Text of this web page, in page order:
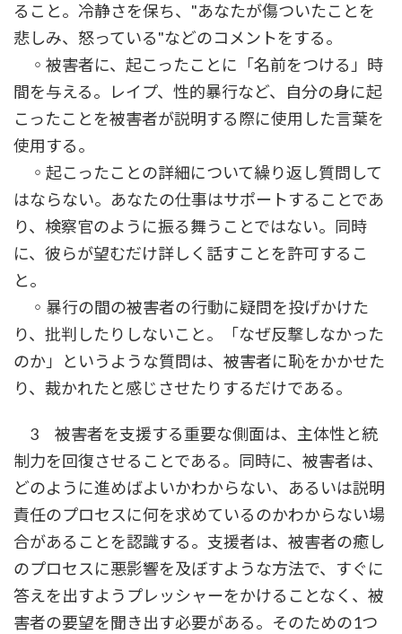
ること。冷静さを保ち、"あなたが傷ついたことを
悲しみ、怒っている"などのコメントをする。
◦被害者に、起こったことに「名前をつける」時
間を与える。レイプ、性的暴行など、自分の身に起
こったことを被害者が説明する際に使用した言葉を
使用する。
◦起こったことの詳細について繰り返し質問して
はならない。あなたの仕事はサポートすることであ
り、検察官のように振る舞うことではない。同時
に、彼らが望むだけ詳しく話すことを許可するこ
と。
◦暴行の間の被害者の行動に疑問を投げかけた
り、批判したりしないこと。「なぜ反撃しなかった
のか」というような質問は、被害者に恥をかかせた
り、裁かれたと感じさせたりするだけである。
3 被害者を支援する重要な側面は、主体性と統
制力を回復させることである。同時に、被害者は、
どのように進めばよいかわからない、あるいは説明
責任のプロセスに何を求めているのかわからない場
合があることを認識する。支援者は、被害者の癒し
のプロセスに悪影響を及ぼすような方法で、すぐに
答えを出すようプレッシャーをかけることなく、被
害者の要望を聞き出す必要がある。そのための1つ